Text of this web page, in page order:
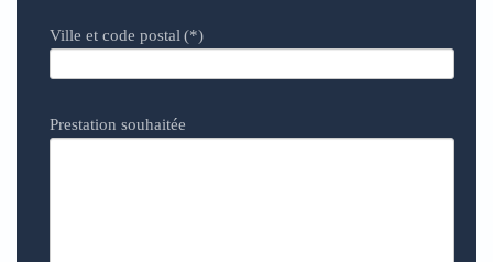
Ville et code postal (*)
Prestation souhaitée